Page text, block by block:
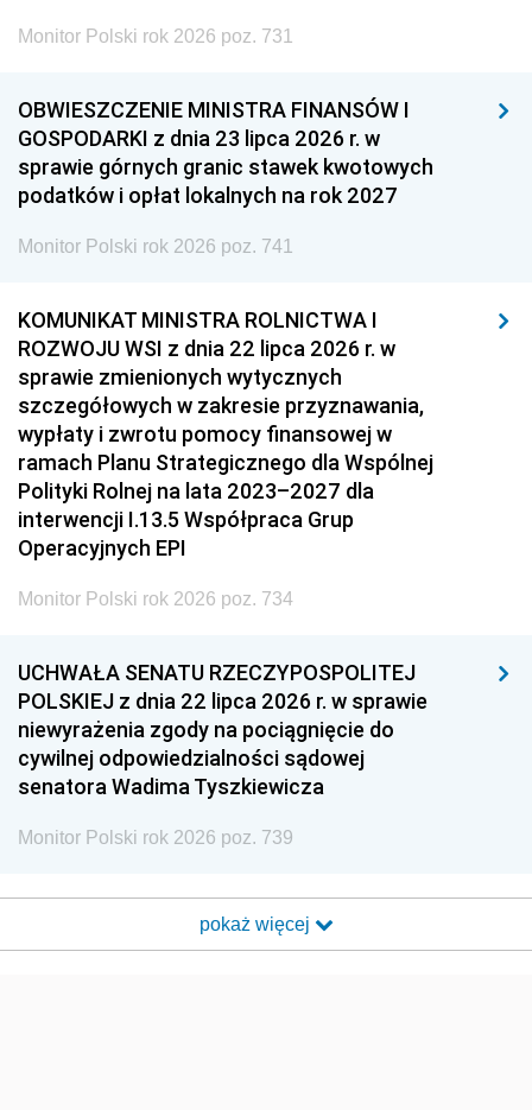
Monitor Polski rok 2026 poz. 731
OBWIESZCZENIE MINISTRA FINANSÓW I
GOSPODARKI z dnia 23 lipca 2026 r. w
sprawie górnych granic stawek kwotowych
podatków i opłat lokalnych na rok 2027
Monitor Polski rok 2026 poz. 741
KOMUNIKAT MINISTRA ROLNICTWA I
ROZWOJU WSI z dnia 22 lipca 2026 r. w
sprawie zmienionych wytycznych
szczegółowych w zakresie przyznawania,
wypłaty i zwrotu pomocy finansowej w
ramach Planu Strategicznego dla Wspólnej
Polityki Rolnej na lata 2023–2027 dla
interwencji I.13.5 Współpraca Grup
Operacyjnych EPI
Monitor Polski rok 2026 poz. 734
UCHWAŁA SENATU RZECZYPOSPOLITEJ
POLSKIEJ z dnia 22 lipca 2026 r. w sprawie
niewyrażenia zgody na pociągnięcie do
cywilnej odpowiedzialności sądowej
senatora Wadima Tyszkiewicza
Monitor Polski rok 2026 poz. 739
pokaż więcej